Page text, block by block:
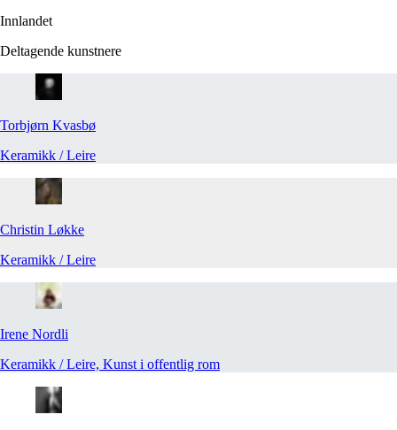
Innlandet
Deltagende kunstnere
Torbjørn Kvasbø
Keramikk / Leire
Christin Løkke
Keramikk / Leire
Irene Nordli
Keramikk / Leire, Kunst i offentlig rom